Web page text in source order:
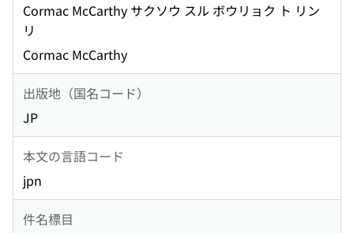
Cormac McCarthy サクソウ スル ボウリョク ト リン
リ
Cormac McCarthy
出版地（国名コード）
JP
本文の言語コード
jpn
件名標目